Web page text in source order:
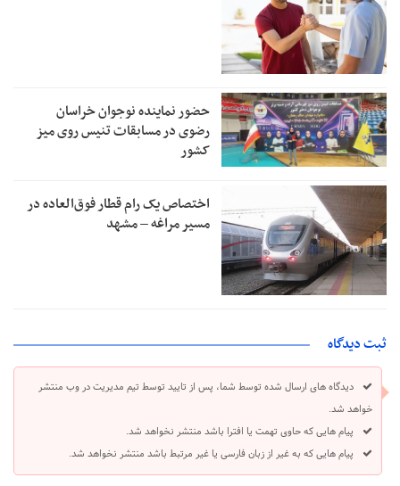
حضور نماینده نوجوان خراسان
رضوی در مسابقات تنیس روی میز
کشور
اختصاص یک رام قطار فوق‌العاده در
مسیر مراغه – مشهد
ثبت دیدگاه
دیدگاه های ارسال شده توسط شما، پس از تایید توسط تیم مدیریت در وب منتشر
خواهد شد.
پیام هایی که حاوی تهمت یا افترا باشد منتشر نخواهد شد.
پیام هایی که به غیر از زبان فارسی یا غیر مرتبط باشد منتشر نخواهد شد.